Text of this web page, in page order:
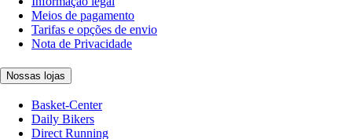
Meios de pagamento
Tarifas e opções de envio
Nota de Privacidade
Nossas lojas
Basket-Center
Daily Bikers
Direct Running